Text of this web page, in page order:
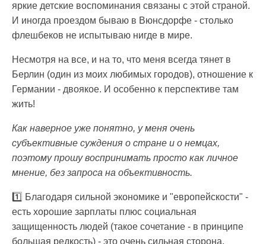
яркие детские воспоминания связаны с этой страной.
И иногда проездом бываю в Вюнсдорфе - столько
флешбеков не испытываю нигде в мире.
Несмотря на все, и на то, что меня всегда тянет в
Берлин (один из моих любимых городов), отношение к
Германии - двоякое. И особенно к перспективе там
жить!
Как наверное уже понятно, у меня очень
субъективные суждения о стране и о немцах,
поэтому прошу воспринимать просто как личное
мнение, без запроса на объективность.
1️⃣ Благодаря сильной экономике и "европейскости" -
есть хорошие зарплаты плюс социальная
защищенность людей (такое сочетание - в принципе
большая редкость) - это очень сильная сторона.